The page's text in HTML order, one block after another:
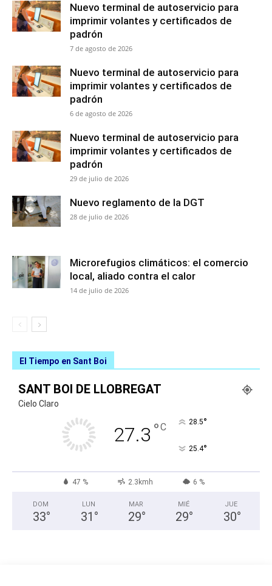
Nuevo terminal de autoservicio para
imprimir volantes y certificados de
padrón
7 de agosto de 2026
Nuevo terminal de autoservicio para
imprimir volantes y certificados de
padrón
6 de agosto de 2026
Nuevo terminal de autoservicio para
imprimir volantes y certificados de
padrón
29 de julio de 2026
Nuevo reglamento de la DGT
28 de julio de 2026
Microrefugios climáticos: el comercio
local, aliado contra el calor
14 de julio de 2026
El Tiempo en Sant Boi
SANT BOI DE LLOBREGAT
Cielo Claro
27.3 °C 28.5°
25.4°
47 % 2.3kmh 6 %
DOM
33°
LUN
31 °
MAR
29°
MIÉ
29°
JUE
30°